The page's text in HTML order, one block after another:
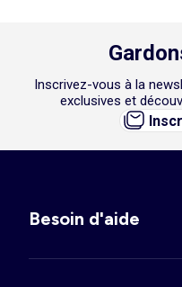
Inscrivez-vous à la
exclusives et
Besoin d'aide